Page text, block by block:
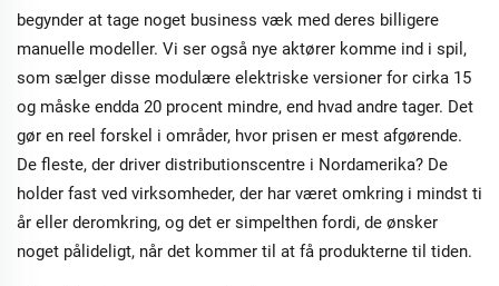
begynder at tage noget business væk med deres billigere
manuelle modeller. Vi ser også nye aktører komme ind i spil,
som sælger disse modulære elektriske versioner for cirka 15
og måske endda 20 procent mindre, end hvad andre tager. Det
gør en reel forskel i områder, hvor prisen er mest afgørende.
De fleste, der driver distributionscentre i Nordamerika? De
holder fast ved virksomheder, der har været omkring i mindst ti
år eller deromkring, og det er simpelthen fordi, de ønsker
noget pålideligt, når det kommer til at få produkterne til tiden.